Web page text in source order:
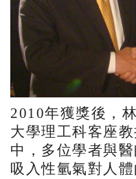
2010年獲獎後，
大學理工科客座
中，多位學者與
吸入性氫氣對人